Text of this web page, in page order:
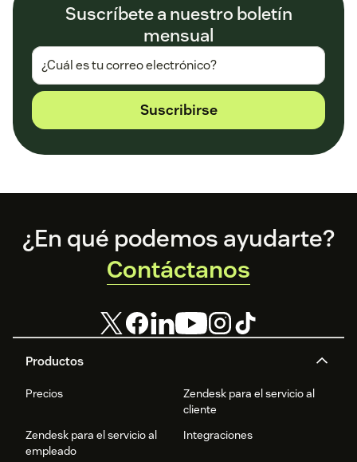
Suscríbete a nuestro boletín
mensual
Suscribirse
Footer
Productos
Precios
Zendesk para el servicio al
cliente
Zendesk para el servicio al
empleado
Integraciones
¿En qué podemos ayudarte?
Contáctanos